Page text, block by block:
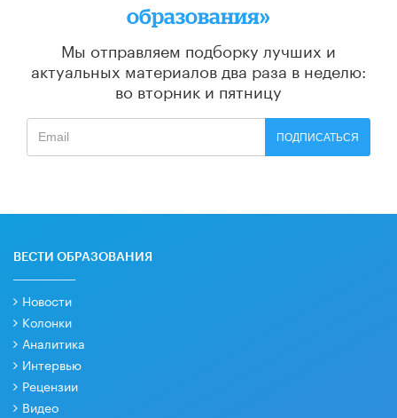
образования»
Мы отправляем подборку лучших и
актуальных материалов два раза в неделю:
во вторник и пятницу
ПОДПИСАТЬСЯ
ВЕСТИ ОБРАЗОВАНИЯ
Новости
Колонки
Аналитика
Интервью
Рецензии
Видео